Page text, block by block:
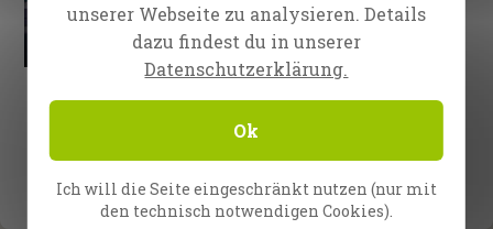
Does God exist?
Episode 59
Believing in HIM
unserer Webseite zu analysieren. Details
dazu findest du in unserer
Datenschutzerklärung.
Ok
Ich will die Seite eingeschränkt nutzen (nur mit
den technisch notwendigen Cookies).